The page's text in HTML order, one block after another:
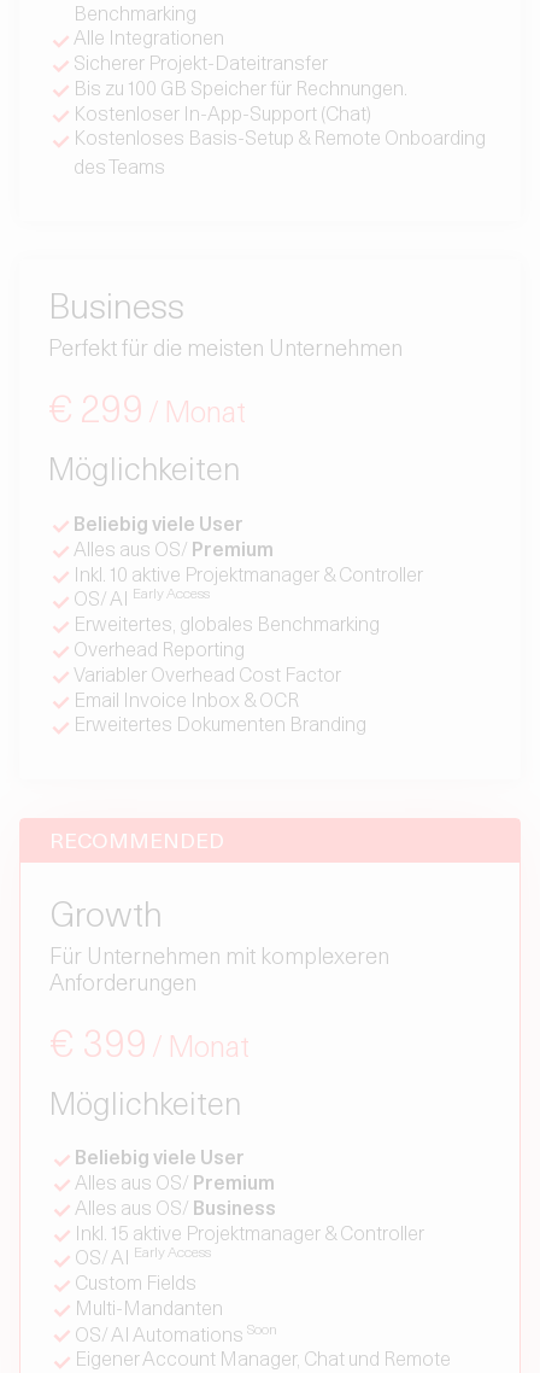
Benchmarking
Alle Integrationen
Sicherer Projekt-Dateitransfer
Bis zu 100 GB Speicher für Rechnungen.
Kostenloser In-App-Support (Chat)
Kostenloses Basis-Setup & Remote Onboarding
des Teams
Business
Perfekt für die meisten Unternehmen
€ 299 / Monat
Möglichkeiten
Beliebig viele User
Alles aus OS/ Premium
Inkl. 10 aktive Projektmanager & Controller
OS/ AI
Early Access
Erweitertes, globales Benchmarking
Overhead Reporting
Variabler Overhead Cost Factor
Email Invoice Inbox & OCR
Erweitertes Dokumenten Branding
RECOMMENDED
Growth
Für Unternehmen mit komplexeren
Anforderungen
€ 399 / Monat
Möglichkeiten
Beliebig viele User
Alles aus OS/ Premium
Alles aus OS/ Business
Inkl. 15 aktive Projektmanager & Controller
OS/ AI
Early Access
Custom Fields
Multi-Mandanten
OS/ AI Automations Soon
Eigener Account Manager, Chat und Remote